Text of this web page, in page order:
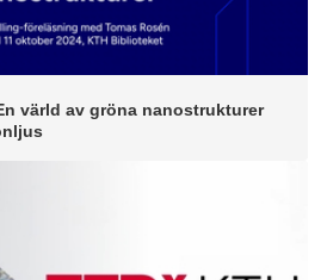
värld av gröna nanostrukturer